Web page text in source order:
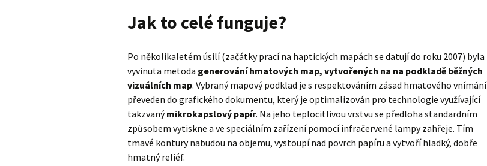
Jak to celé funguje?
Po několikaletém úsilí (začátky prací na haptických mapách se datují do roku 2007) byla
vyvinuta metoda generování hmatových map, vytvořených na na podkladě běžných
vizuálních map. Vybraný mapový podklad je s respektováním zásad hmatového vnímání
převeden do grafického dokumentu, který je optimalizován pro technologie využívající
takzvanýmikrokapslový papír. Na jeho teplocitlivou vrstvu se předloha standardním
způsobem vytiskne a ve speciálním zařízení pomocí infračervené lampy zahřeje. Tím
tmavé kontury nabudou na objemu, vystoupí nad povrch papíru a vytvoří hladký, dobře
hmatný reliéf.